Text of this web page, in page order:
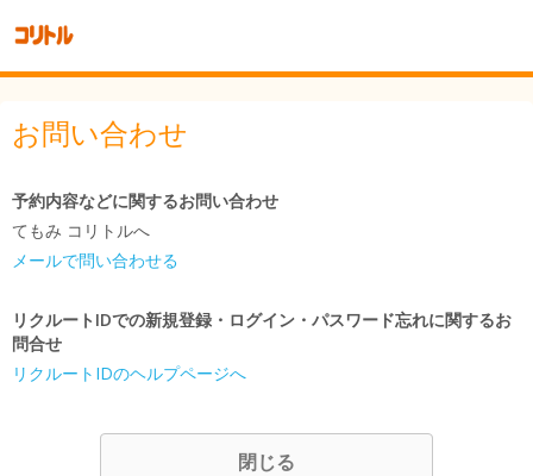
お問い合わせ
予約内容などに関するお問い合わせ
てもみ コリトルへ
メールで問い合わせる
リクルートIDでの新規登録・ログイン・パスワード忘れに関するお
問合せ
リクルートIDのヘルプページへ
閉じる